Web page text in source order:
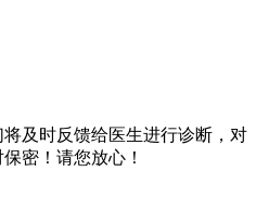
及时反馈给医生进行诊断，对
密！请您放心！